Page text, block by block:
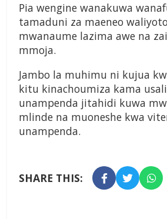
Pia wengine wanakuwa
tamaduni za maeneo
mwanaume lazima awe na
mmoja.
Jambo la muhimu ni kujua
kitu kinachoumiza kama
unampenda jitahidi kuwa
mlinde na muoneshe kwa
unampenda.
SHARE THIS: